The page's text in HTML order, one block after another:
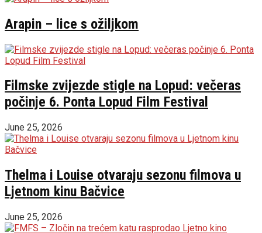
Arapin – lice s ožiljkom
Filmske zvijezde stigle na Lopud: večeras
počinje 6. Ponta Lopud Film Festival
June 25, 2026
Thelma i Louise otvaraju sezonu filmova u
Ljetnom kinu Bačvice
June 25, 2026